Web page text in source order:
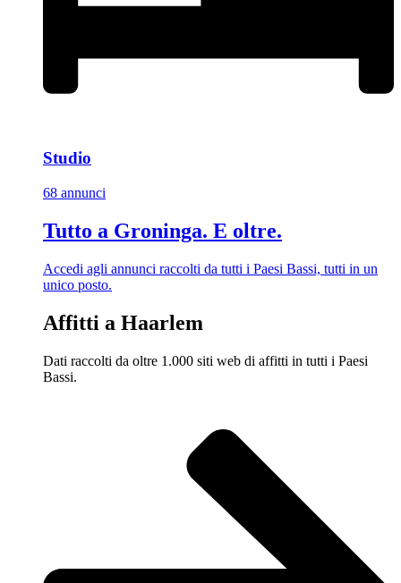
Studio
68 annunci
Tutto a Groninga. E oltre.
Accedi agli annunci raccolti da tutti i Paesi Bassi, tutti in un
unico posto.
Affitti a Haarlem
Dati raccolti da oltre 1.000 siti web di affitti in tutti i Paesi
Bassi.